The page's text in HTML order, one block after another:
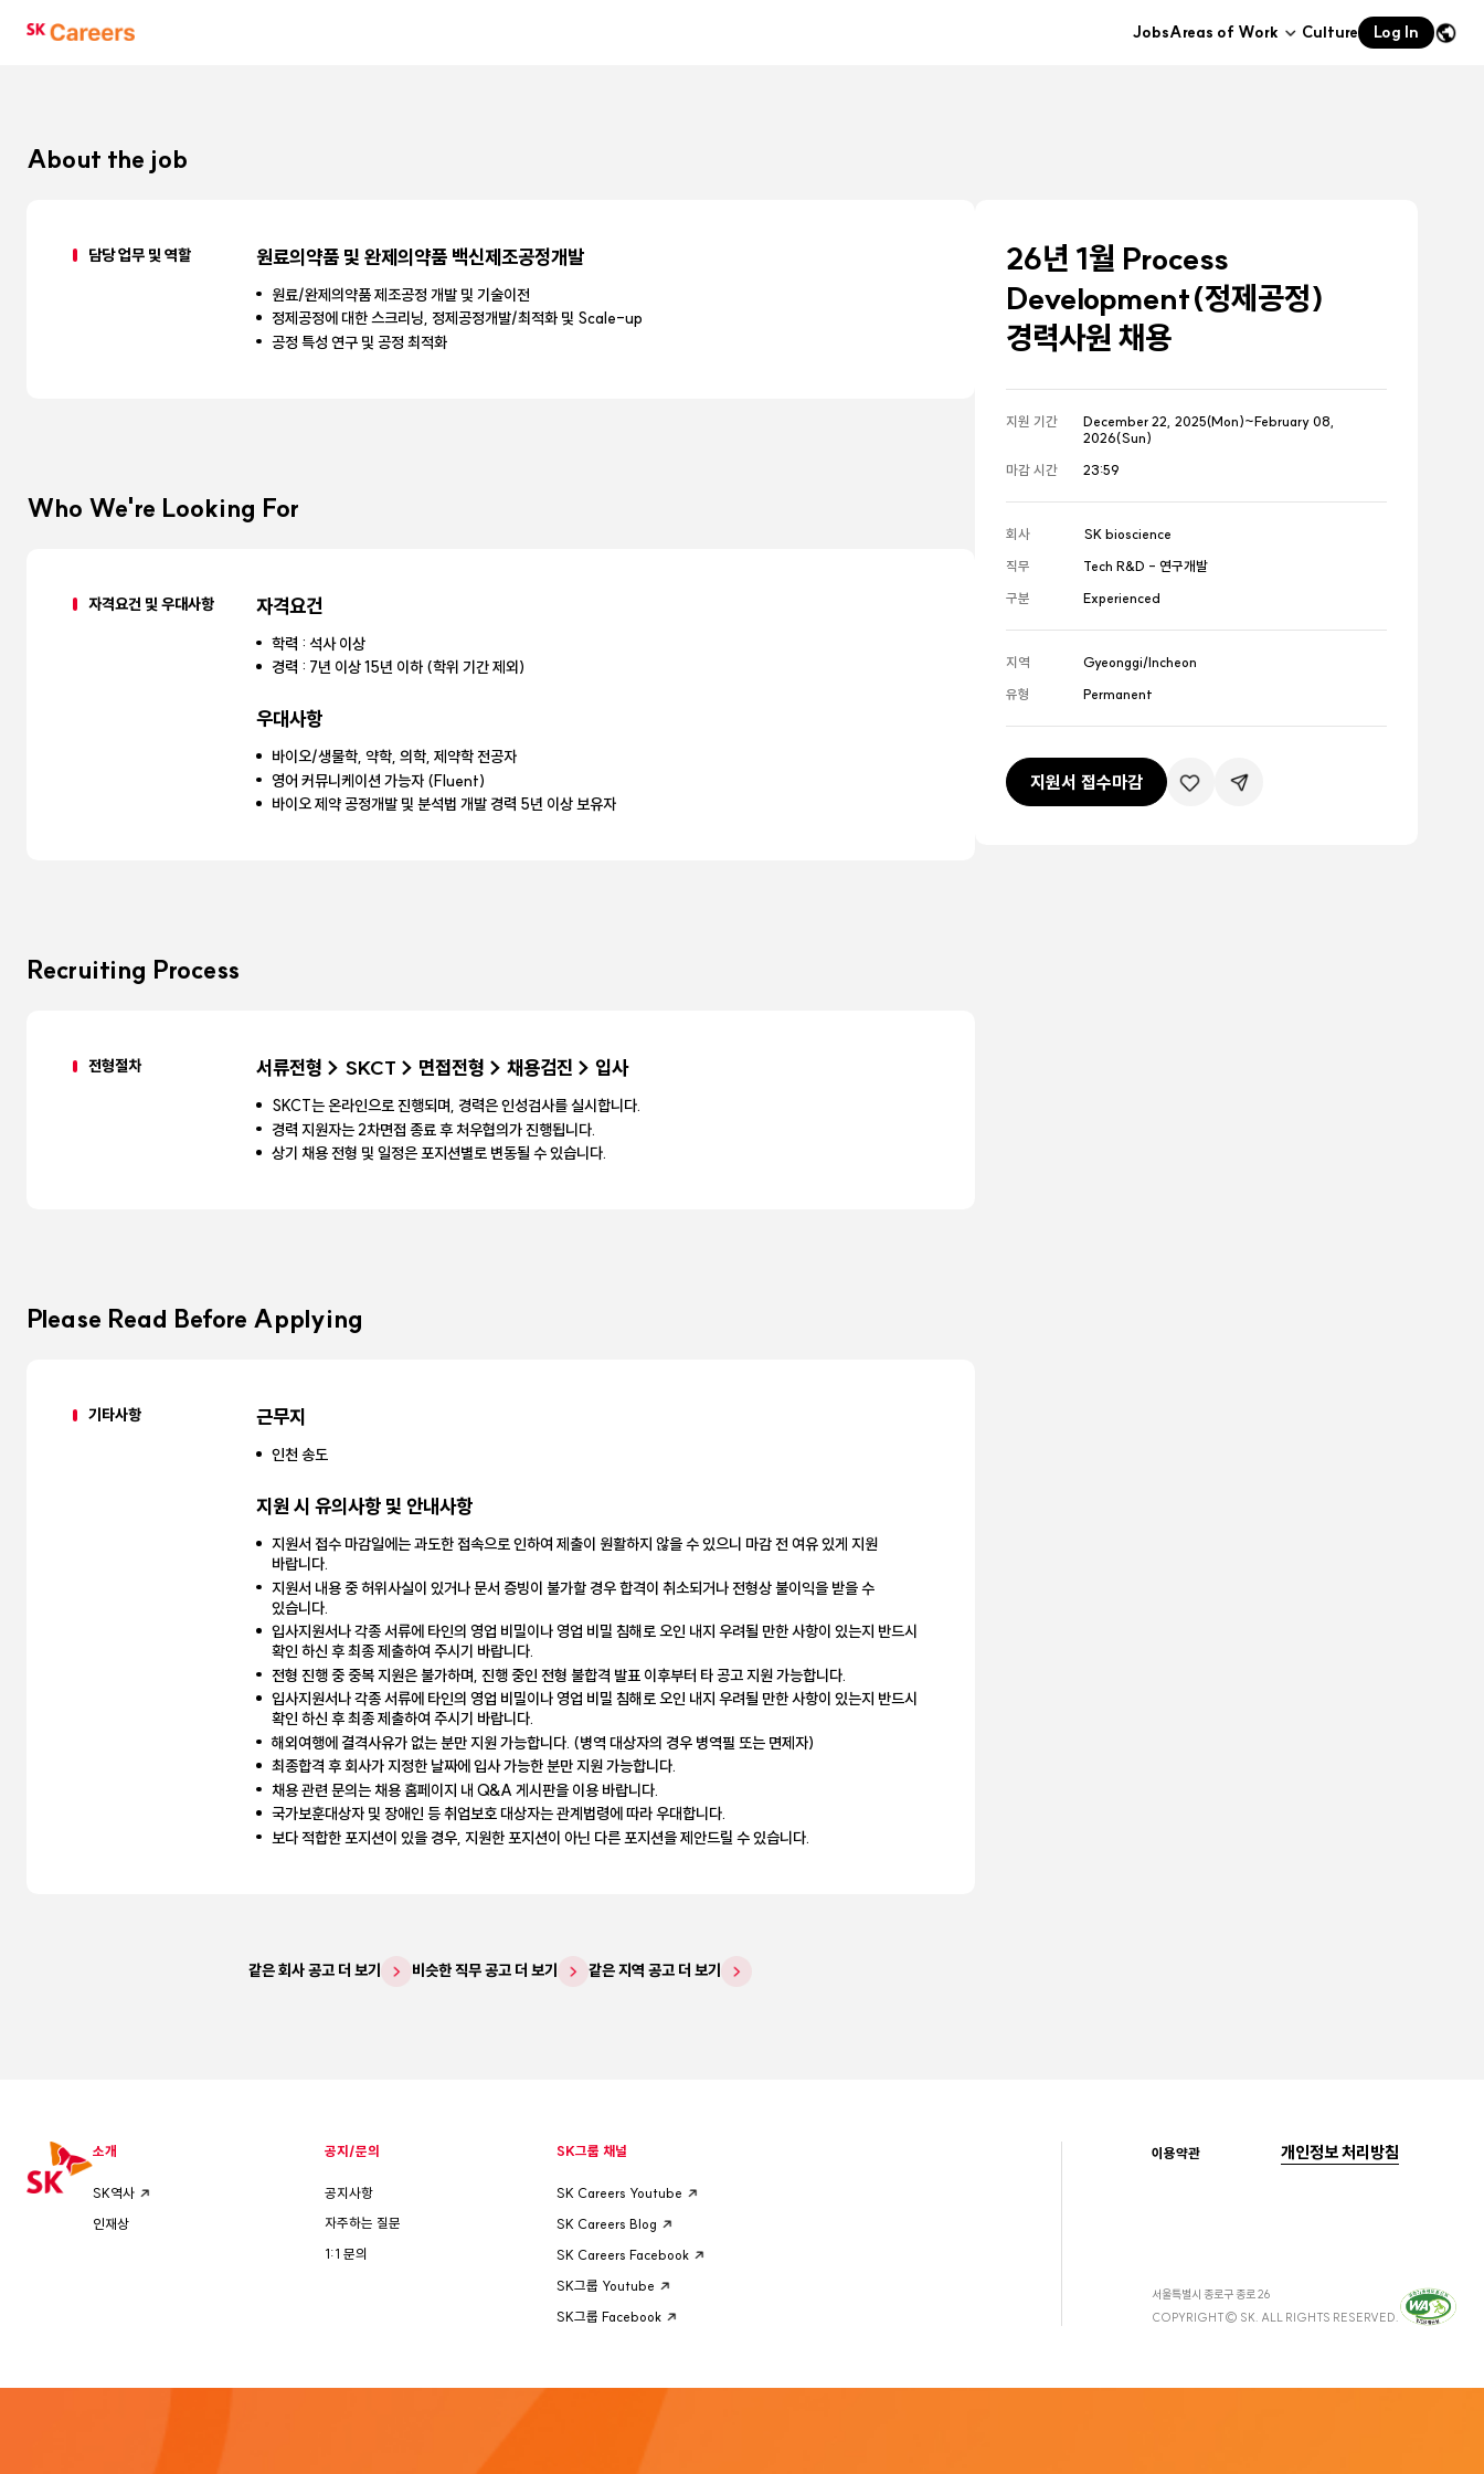
SK
JobsAreas of Work
하위메뉴
Culture Log In
About the job
담당 업무 및 역할 원료의약품 및 완제의약품 백신제조공정개발
원료/완제의약품 제조공정 개발 및 기술이전
정제공정에 대한 스크리닝, 정제공정개발/최적화 및 Scale-up
공정 특성 연구 및 공정 최적화
Who We're Looking For
자격요건 및 우대사항 자격요건
학력 : 석사 이상
경력 : 7년 이상 15년 이하 (학위 기간 제외)
우대사항
바이오/생물학, 약학, 의학, 제약학 전공자
영어 커뮤니케이션 가능자 (Fluent)
바이오 제약 공정개발 및 분석법 개발 경력 5년 이상 보유자
Recruiting Process
전형절차 서류전형 > SKCT > 면접전형 > 채용검진 > 입사
SKCT는 온라인으로 진행되며, 경력은 인성검사를 실시합니다.
경력 지원자는 2차면접 종료 후 처우협의가 진행됩니다.
상기 채용 전형 및 일정은 포지션별로 변동될 수 있습니다.
Please Read Before Applying
기타사항 근무지
인천 송도
지원 시 유의사항 및 안내사항
지원서 접수 마감일에는 과도한 접속으로 인하여 제출이 원활하지 않을 수 있으니 마감 전 여유 있게 지원
바랍니다.
지원서 내용 중 허위사실이 있거나 문서 증빙이 불가할 경우 합격이 취소되거나 전형상 불이익을 받을 수
있습니다.
입사지원서나 각종 서류에 타인의 영업 비밀이나 영업 비밀 침해로 오인 내지 우려될 만한 사항이 있는지 반드시
확인 하신 후 최종 제출하여 주시기 바랍니다.
전형 진행 중 중복 지원은 불가하며, 진행 중인 전형 불합격 발표 이후부터 타 공고 지원 가능합니다.
입사지원서나 각종 서류에 타인의 영업 비밀이나 영업 비밀 침해로 오인 내지 우려될 만한 사항이 있는지 반드시
확인 하신 후 최종 제출하여 주시기 바랍니다.
해외여행에 결격사유가 없는 분만 지원 가능합니다. (병역 대상자의 경우 병역필 또는 면제자)
최종합격 후 회사가 지정한 날짜에 입사 가능한 분만 지원 가능합니다.
채용 관련 문의는 채용 홈페이지 내 Q&A 게시판을 이용 바랍니다.
국가보훈대상자 및 장애인 등 취업보호 대상자는 관계법령에 따라 우대합니다.
보다 적합한 포지션이 있을 경우, 지원한 포지션이 아닌 다른 포지션을 제안드릴 수 있습니다.
같은 회사 공고 더 보기 비슷한 직무 공고 더 보기 같은 지역 공고 더 보기
26년 1월 Process
Development(정제공정)
경력사원 채용
지원 기간
December 22, 2025(Mon)~February 08,
2026(Sun)
마감 시간
23:59
회사
SK bioscience
직무
Tech R&D - 연구개발
구분
Experienced
지역
Gyeonggi/Incheon
유형
Permanent
지원서 접수마감 관심공고등록공유하기버튼
소개
SK역사
인재상
공지/문의
공지사항
자주하는 질문
1:1 문의
SK그룹 채널
SK Careers Youtube
SK Careers Blog
SK Careers Facebook
SK그룹 Youtube
SK그룹 Facebook
이용약관 개인정보 처리방침
서울특별시 종로구 종로 26
COPYRIGHT© SK. ALL RIGHTS RESERVED.